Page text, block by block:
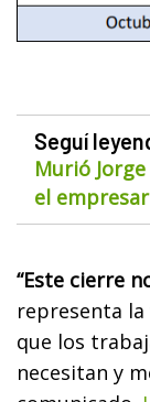
Seguí
Murió
el
“Este cierre
representa
que los
necesitan y